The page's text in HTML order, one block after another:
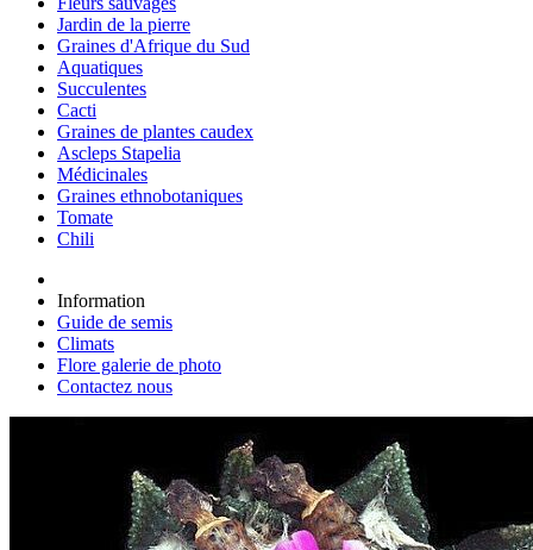
Jardin de la pierre
Graines d'Afrique du Sud
Aquatiques
Succulentes
Cacti
Graines de plantes caudex
Ascleps Stapelia
Médicinales
Graines ethnobotaniques
Tomate
Chili
Information
Guide de semis
Climats
Flore galerie de photo
Contactez nous